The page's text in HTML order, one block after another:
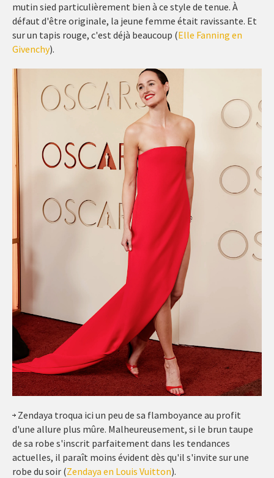
mutin sied particulièrement bien à ce style de tenue. À
défaut d'être originale, la jeune femme était ravissante. Et
sur un tapis rouge, c'est déjà beaucoup (Elle Fanning en
Givenchy).
Zendaya troqua ici un peu de sa flamboyance au profit
d'une allure plus mûre. Malheureusement, si le brun taupe
de sa robe s'inscrit parfaitement dans les tendances
actuelles, il paraît moins évident dès qu'il s'invite sur une
robe du soir (Zendaya en Louis Vuitton).